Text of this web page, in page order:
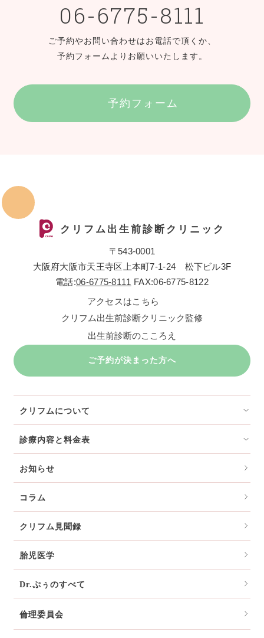
06-6775-8111
ご予約やお問い合わせはお電話で頂くか、
予約フォームよりお願いいたします。
予約フォーム
クリフム出生前診断クリニック
〒543-0001
大阪府大阪市天王寺区上本町7-1-24 松下ビル3F
電話:06-6775-8111 FAX:06-6775-8122
アクセスはこちら
クリフム出生前診断クリニック監修
出生前診断のこころえ
ご予約が決まった方へ
クリフムについて
診療内容と料金表
お知らせ
コラム
クリフム見聞録
胎児医学
Dr.ぷぅのすべて
倫理委員会